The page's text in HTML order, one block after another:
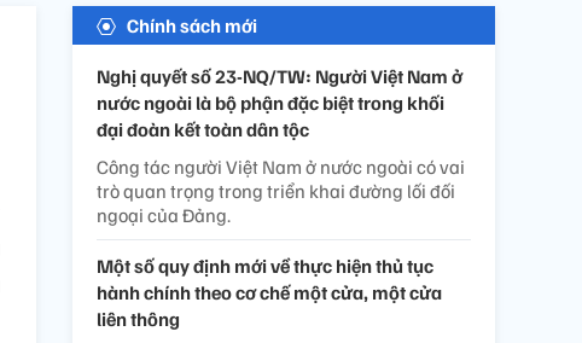
Chính sách mới
Nghị quyết số 23-NQ/TW: Người Việt Nam ở
nước ngoài là bộ phận đặc biệt trong khối
đại đoàn kết toàn dân tộc
Công tác người Việt Nam ở nước ngoài có vai
trò quan trọng trong triển khai đường lối đối
ngoại của Đảng.
Một số quy định mới về thực hiện thủ tục
hành chính theo cơ chế một cửa, một cửa
liên thông